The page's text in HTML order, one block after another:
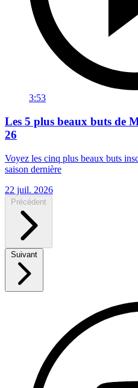
3:53
Les 5 plus beaux buts de
26
Voyez les cinq plus beaux buts
saison dernière
22 juil. 2026
Précédent
Suivant